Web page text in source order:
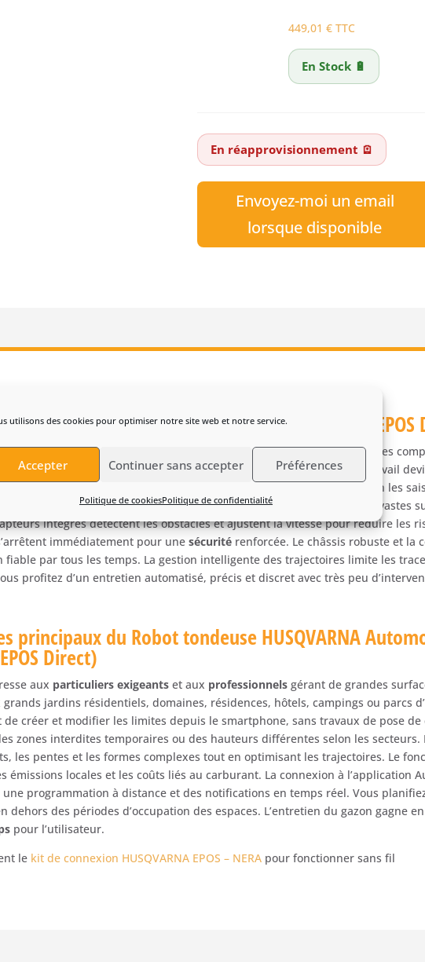
utilisons des cookies pour optimiser notre site web et notre service.
Accepter Continuer sans accepter Préférences
Politique de cookiesPolitique de confidentialité
449,01 € TTC
En Stock 🔋
En réapprovisionnement 🪫
Envoyez-moi un email
lorsque disponible
Automower 450X NERA + Plugin NERA
450X NERA
est conçu pour l’entretien des grandes pelouses
entièrementsans câble périphérique. Les limites et zones de travail
mobile dédiée. Vous adaptez rapidement les zones tondues selon les
d’aménagement. La tonte reste silencieuse et régulière, même sur de vastes
intégrés détectent les obstacles et ajustent la vitesse pour réduire les
immédiatement pour unesécurité renforcée. Le châssis robuste et la
par tous les temps. La gestion intelligente des trajectoires limite les
profitez d’un entretien automatisé, précis et discret avec très peu
principaux du Robot tondeuse HUSQVARNA
Direct)
aux particuliers exigeants et aux professionnels gérant de grandes
jardins résidentiels, domaines, résidences, hôtels, campings ou parcs
de créer et modifier les limites depuis le smartphone, sans travaux de pose de
zones interdites temporaires ou des hauteurs différentes selon les secteurs.
les pentes et les formes complexes tout en optimisant les trajectoires. Le
locales et les coûts liés au carburant. La connexion à l’application
programmation à distance et des notifications en temps réel. Vous
des périodes d’occupation des espaces. L’entretien du gazon gagne
pour l’utilisateur.
le kit de connexion HUSQVARNA EPOS – NERA pour fonctionner sans fil